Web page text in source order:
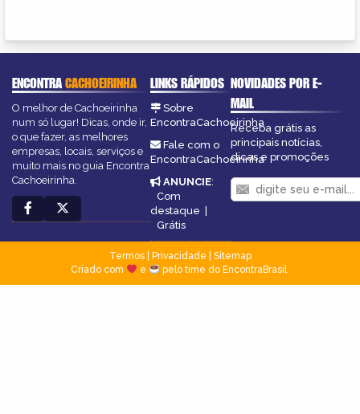
ENCONTRACACHOEIRINHA
O melhor de Cachoeirinha
num só lugar! Dicas, onde ir,
o que fazer, as melhores
empresas, locais, serviços e
muito mais no guia Encontra
Cachoeirinha.
LINKS RÁPIDOS
Sobre
EncontraCachoeirinha
Fale com o
EncontraCachoeirinha
ANUNCIE:
Com
destaque |
Grátis
NOVIDADES POR E-
MAIL
Receba grátis as
principais notícias,
dicas e promoções
Termos| Privacidade
Sitemap
Criado com
e pelo time do EncontraBrasil